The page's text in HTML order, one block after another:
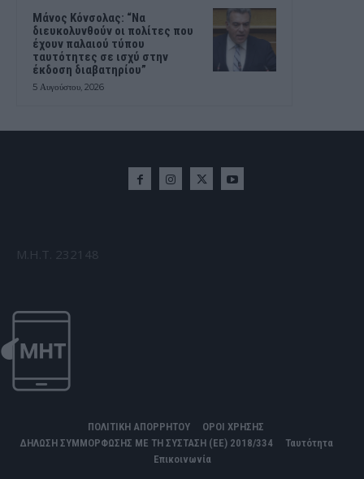
Μάνος Κόνσολας: “Να
διευκολυνθούν οι πολίτες που
έχουν παλαιού τύπου
ταυτότητες σε ισχύ στην
έκδοση διαβατηρίου”
5 Αυγούστου, 2026
Μ.Η.Τ. 232148
ΠΟΛΙΤΙΚΗ ΑΠΟΡΡΗΤΟΥ
ΟΡΟΙ ΧΡΗΣΗΣ
ΔΗΛΩΣΗ ΣΥΜΜΟΡΦΩΣΗΣ ΜΕ ΤΗ ΣΥΣΤΑΣΗ (ΕΕ) 2018/334
Ταυτότητα
Επικοινωνία